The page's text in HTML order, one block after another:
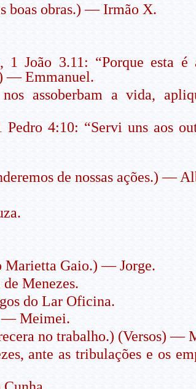
boas obras.) — Irmão X.
1 João 3.11: “Porque esta é
— Emmanuel.
assoberbam a vida,
Pedro 4:10: “Servi uns aos
de nossas ações.) —
Marietta Gaio.) — Jorge.
Menezes.
do Lar Oficina.
Meimei.
no trabalho.) (Versos) —
ante as tribulações e os